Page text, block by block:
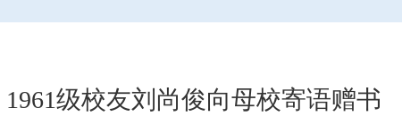
1961级校友刘尚俊向母校寄语赠书